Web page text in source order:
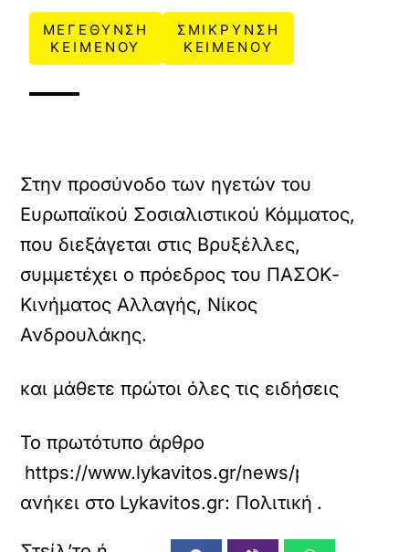
ΜΕΓΕΘΥΝΣΗ
ΚΕΙΜΕΝΟΥ
ΣΜΙΚΡΥΝΣΗ
ΚΕΙΜΕΝΟΥ
Στην προσύνοδο των ηγετών του
Ευρωπαϊκού Σοσιαλιστικού Κόμματος,
που διεξάγεται στις Βρυξέλλες,
συμμετέχει ο πρόεδρος του ΠΑΣΟΚ-
Κινήματος Αλλαγής, Νίκος
Ανδρουλάκης.
και μάθετε πρώτοι όλες τις ειδήσεις
Το πρωτότυπο άρθρο
https://www.lykavitos.gr/news/politics/
ανήκει στο Lykavitos.gr: Πολιτική .